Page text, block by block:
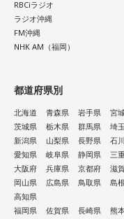
RBCiラジオ
ラジオ沖縄
FM沖縄
NHK AM（福岡）
都道府県別
北海道 青森県 岩手県 宮
茨城県
栃木県 群馬県 埼
新潟県
山梨県 長野県 石
愛知県
岐阜県 静岡県
三
大阪府
兵庫県 京都府 滋
岡山県
広島県 鳥取県 島
高知県
福岡県
佐賀県 長崎県 熊